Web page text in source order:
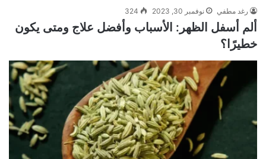
رغد مطفي نوفمبر 30, 2023 324
ألم أسفل الظهر: الأسباب وأفضل علاج ومتى يكون
خطيرًا؟